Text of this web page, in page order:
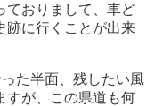
ておりまして、車ど
跡に行くことが出来
た半面、残したい風
すが、この県道も何